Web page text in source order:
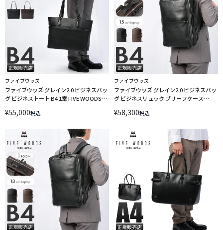
ファイブウッズ
ファイブウッズ グレイン2.0 ビジネスバッ
グ ビジネストート B4 1室 FIVE WOODS
¥55,000税込
ファイブウッズ
ファイブウッズ グレイン2.0 ビジネスバッ
グ ビジネスリュック ブリーフケース
39602 LINECPN
¥58,300税込